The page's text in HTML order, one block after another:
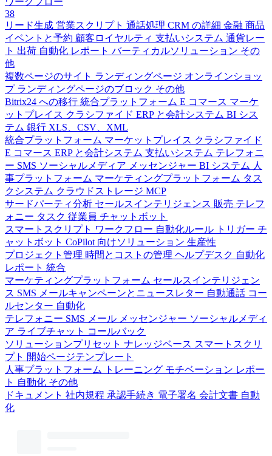
38
リード生成 営業スクリプト 通話処理 CRM の詳細 金融 商品
イベントと予約 顧客ロイヤルティ 支払いシステム 通貨レー
ト 出荷 自動化 レポート バーティカルソリューション その
他
複数ページのサイト ランディングページ オンラインショッ
プ ランディングページのブロック その他
Bitrix24 への移行 統合プラットフォーム E コマース マーケ
ットプレイス クラシファイド ERP と会計システム BI シス
テム 銀行 XLS、CSV、XML
統合プラットフォーム マーケットプレイス クラシファイド
E コマース ERP と会計システム 支払いシステム テレフォニ
ー SMS ソーシャルメディア メッセンジャー BI システム 人
事プラットフォーム マーケティングプラットフォーム タス
クシステム クラウドストレージ MCP
サードパーティ分析 セールスインテリジェンス 販売 テレフ
ォニー タスク 従業員 チャットボット
スマートスクリプト ワークフロー 自動化ルール トリガー チ
ャットボット CoPilot 向けソリューション 生産性
プロジェクト管理 時間とコストの管理 ヘルプデスク 自動化
レポート 統合
マーケティングプラットフォーム セールスインテリジェン
ス SMS メールキャンペーンとニュースレター 自動通話 コー
ルセンター 自動化
テレフォニー SMS メール メッセンジャー ソーシャルメディ
ア ライブチャット コールバック
ソリューションプリセット ナレッジベース スマートスクリ
プト 開始ページテンプレート
人事プラットフォーム
トレーニング モチベーション レポー
ト 自動化 その他
ドキュメント 社内規程 承認手続き 電子署名 会計文書 自動
化